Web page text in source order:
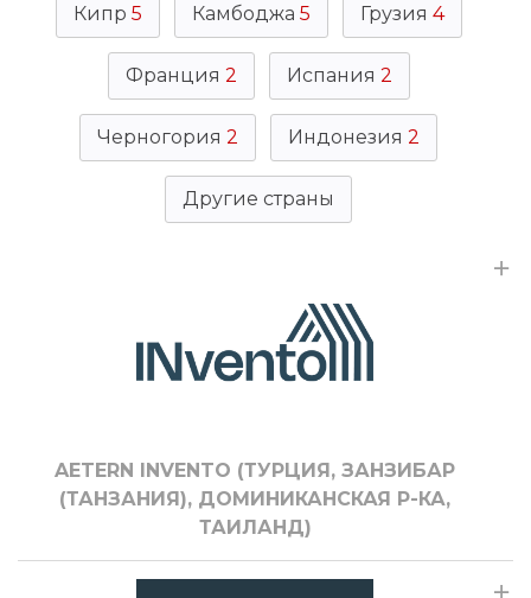
Кипр 5 Камбоджа 5 Грузия 4
Франция 2 Испания 2
Черногория 2 Индонезия 2
Другие страны
AETERN INVENTO (ТУРЦИЯ, ЗАНЗИБАР
(ТАНЗАНИЯ), ДОМИНИКАНСКАЯ Р-КА,
ТАИЛАНД)